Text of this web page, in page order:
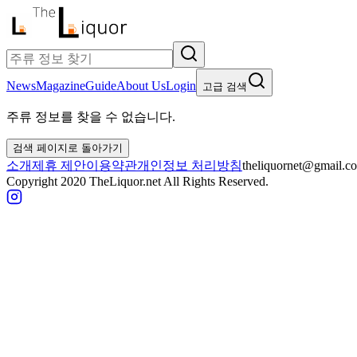
NewsMagazineGuideAbout UsLogin 고급 검색
주류 정보를 찾을 수 없습니다.
검색 페이지로 돌아가기
소개제휴 제안이용약관개인정보 처리방침
Copyright 2020 TheLiquor.net All Rights Reserved.